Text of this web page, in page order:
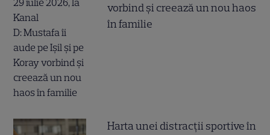
vorbind și creează un nou haos
în familie
Harta unei distracții sportive în